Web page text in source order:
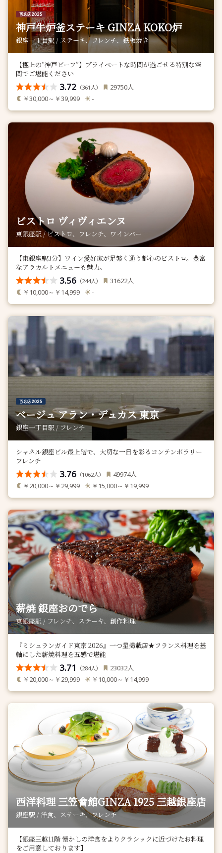
神戸牛炉釜ステーキ GINZA KOKO炉
銀座一丁目駅 / ステーキ、フレンチ、鉄板焼き
【極上の“神戸ビーフ”】プライベートな時間が過ごせる特別な空
間でご堪能ください
3.72 （361 人） 29750人
￥30,000～￥39,999 -
ビストロ ヴィヴィエンヌ
東銀座駅 / ビストロ、フレンチ、ワインバー
【東銀座駅3分】ワイン愛好家が足繁く通う都心のビストロ。豊富
なアラカルトメニューも魅力。
3.56 （244人） 31622人
￥10,000～￥14,999 -
ベージュ アラン・デュカス 東京
銀座一丁目駅 / フレンチ
シャネル銀座ビル最上階で、大切な一日を彩るコンテンポラリー
フレンチ
3.76 （1062人） 49974人
￥20,000～￥29,999 ￥15,000～￥19,999
薪焼 銀座おのでら
東銀座駅 / フレンチ、ステーキ、創作料理
『ミシュランガイド東京 2026』一つ星掲載店★フランス料理を基
軸にした薪焼料理を五感で堪能
3.71 （284人） 23032人
￥20,000～￥29,999 ￥10,000～￥14,999
西洋料理 三笠會館GINZA 1925 三越銀座店
銀座駅 / 洋食、ステーキ、フレンチ
【銀座三越11階 懐かしの洋食をよりクラシックに近づけたお料理
をご用意しております】